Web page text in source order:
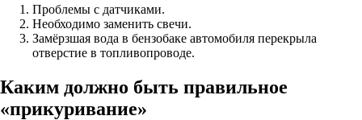
Проблемы с датчиками.
Необходимо заменить свечи.
Замёрзшая вода в бензобаке автомобиля перекрыла
отверстие в топливопроводе.
Каким должно быть правильное
«прикуривание»